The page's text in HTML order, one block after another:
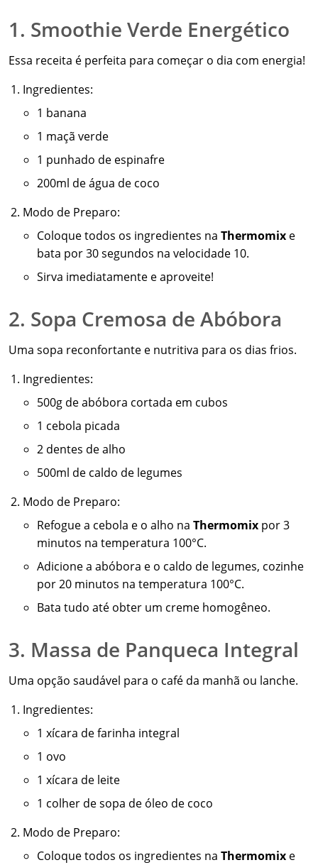
1. Smoothie Verde Energético
Essa receita é perfeita para começar o dia com energia!
Ingredientes:
1 banana
1 maçã verde
1 punhado de espinafre
200ml de água de coco
Modo de Preparo:
Coloque todos os ingredientes na Thermomix e
bata por 30 segundos na velocidade 10.
Sirva imediatamente e aproveite!
2. Sopa Cremosa de Abóbora
Uma sopa reconfortante e nutritiva para os dias frios.
Ingredientes:
500g de abóbora cortada em cubos
1 cebola picada
2 dentes de alho
500ml de caldo de legumes
Modo de Preparo:
Refogue a cebola e o alho na Thermomix por 3
minutos na temperatura 100°C.
Adicione a abóbora e o caldo de legumes, cozinhe
por 20 minutos na temperatura 100°C.
Bata tudo até obter um creme homogêneo.
3. Massa de Panqueca Integral
Uma opção saudável para o café da manhã ou lanche.
Ingredientes:
1 xícara de farinha integral
1 ovo
1 xícara de leite
1 colher de sopa de óleo de coco
Modo de Preparo:
Coloque todos os ingredientes na Thermomix e